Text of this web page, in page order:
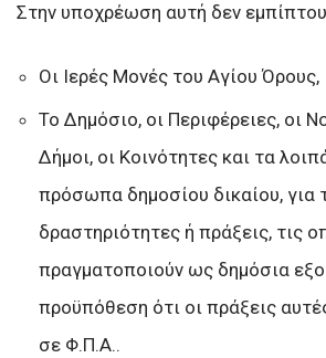
Στην υποχρέωση αυτή δεν
Οι Ιερές Μονές του Αγίου Όρους,
Το Δημόσιο, οι Περιφέρειες, οι
Δήμοι, οι Κοινότητες και τα
πρόσωπα δημοσίου δικαίου, για
δραστηριότητες ή πράξεις, τις
πραγματοποιούν ως δημόσια
προϋπόθεση ότι οι πράξεις
σε Φ.Π.Α..